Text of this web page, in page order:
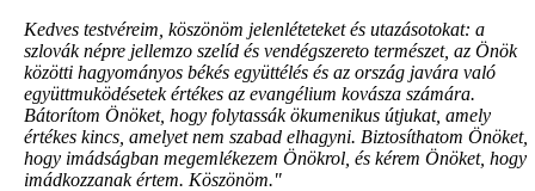
Kedves testvéreim, köszönöm jelenléteteket és utazásotokat: a
szlovák népre jellemzo szelíd és vendégszereto természet, az Önök
közötti hagyományos békés együttélés és az ország javára való
együttmuködésetek értékes az evangélium kovásza számára.
Bátorítom Önöket, hogy folytassák ökumenikus útjukat, amely
értékes kincs, amelyet nem szabad elhagyni. Biztosíthatom Önöket,
hogy imádságban megemlékezem Önökrol, és kérem Önöket, hogy
imádkozzanak értem. Köszönöm."